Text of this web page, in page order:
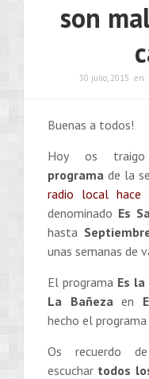
son
30 julio, 2015 en
Buenas a todos!
Hoy os
programade la
radio local hace
denominado Es
hasta
unas semanas de
El programa Es
La Bañeza en
hecho el programa
Os recuerdo
escuchar todos